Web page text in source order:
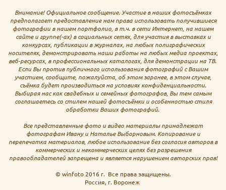
Внимание! Официальное сообщение. Участие в наших фотосъёмках
предполагает предоставление нам права использовать получившиеся
фотографии в нашем портфолио, в т.ч. в сети Интернет, на нашем
сайте и группе(-ах) в социальных сетях, для участия в выставках и
конкурсах, публикации в журналах, на любых полиграфических
носителях, демонстрировать наши работы на любых медиа проектах,
веб-ресурсах, в профессиональных каталогах, для демонстрации на ТВ.
Если Вы против публичного использования фотографий с Вашим
участием, сообщите, пожалуйста, об этом заранее, в этом случае,
съёмка будет производиться на условиях конфиденциальности.
Выбирая нас как свадебных и семейных фотографов, Вы тем самым
соглашаетесь со стилем нашей фотосъёмки и особенностью стиля
обработки Ваших фотографий.
Все представленные фото и видео материалы принадлежат
фотографам Ивану и Наталье Выборновым. Копирование и
перепечатка материалов, любое использование без согласия авторов в
коммерческих и некоммерческих целях без разрешения
правообладателей запрещена и является нарушением авторских прав!
© winfoto 2016 г. Все права защищены.
Россия, г. Воронеж